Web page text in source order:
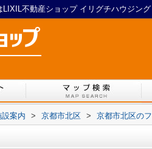
不動産ショップ イリグチハウジング
設案内 > 京都市北区 > 京都市北区の